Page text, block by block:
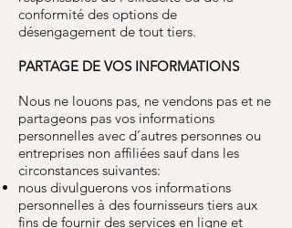
conformité des options de
désengagement de tout tiers.
PARTAGE DE VOS INFORMATIONS
Nous ne louons pas, ne vendons pas et ne
partageons pas vos informations
personnelles avec d’autres personnes ou
entreprises non affiliées sauf dans les
circonstances suivantes:
nous divulguerons vos informations
personnelles à des fournisseurs tiers aux
fins de fournir des services en ligne et